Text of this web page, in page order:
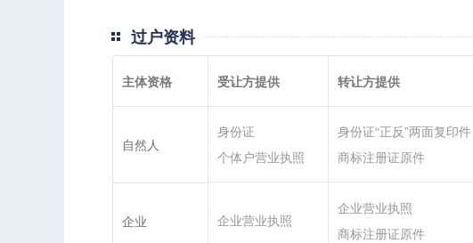
过户资料
主体资格 受让方提供 转让方提供
自然人
企业
身份证
个体户营业执照
企业营业执照
身份证“正反”两面复印件
商标注册证原件
企业营业执照
商标注册证原件